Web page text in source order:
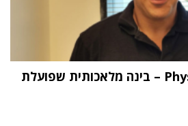
"העתיד הוא Physical AI – בינה מלאכותית שפועלת